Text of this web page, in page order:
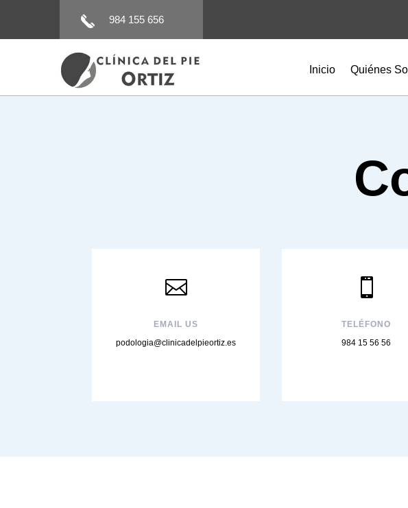
984 155 656
Inicio Quiénes

EMAIL US
podologia@clinicadelpieortiz.es

TELÉFONO
984 15 56 56